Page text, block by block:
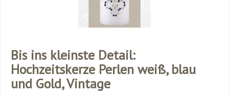
Bis ins kleinste Detail:
Hochzeitskerze Perlen weiß, blau
und Gold, Vintage